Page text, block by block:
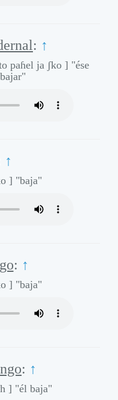
: ↑
paɦel ja ʃko ] "ése
↑
] "baja"
: ↑
] "baja"
: ↑
] "él baja"